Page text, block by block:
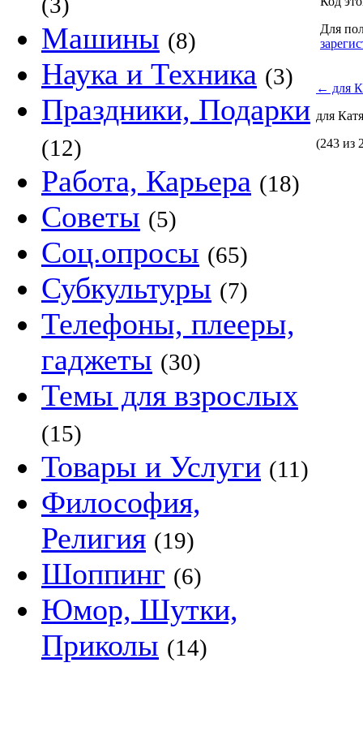
Машины (8)
Наука и Техника (3)
Праздники, Подарки
(12)
Работа, Карьера (18)
Советы (5)
Соц.опросы (65)
Субкультуры (7)
Телефоны, плееры,
гаджеты (30)
Темы для взрослых
(15)
Товары и Услуги (11)
Философия,
Религия (19)
Шоппинг (6)
Юмор, Шутки,
Приколы (14)
Для
← для
для
(243 из